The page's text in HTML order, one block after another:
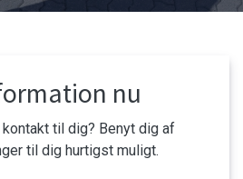
nu
til dig? Benyt dig af
til dig hurtigst muligt.